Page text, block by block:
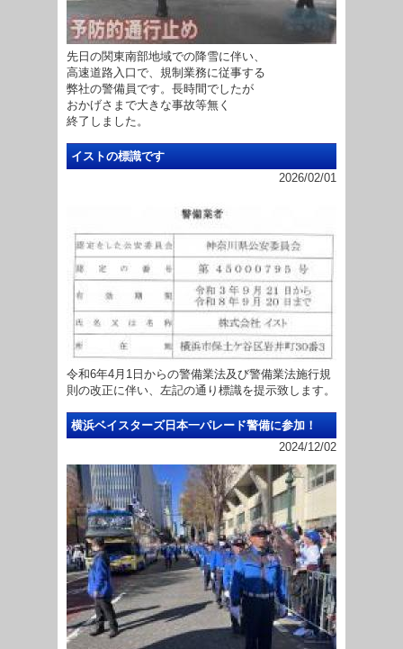
先日の関東南部地域での降雪に伴い、
高速道路入口で、規制業務に従事する
弊社の警備員です。長時間でしたが
おかげさまで大きな事故等無く
終了しました。
イストの標識です
2026/02/01
令和6年4月1日からの警備業法及び警備業法施行規
則の改正に伴い、左記の通り標識を提示致します。
横浜ベイスターズ日本一パレード警備に参加！
2024/12/02